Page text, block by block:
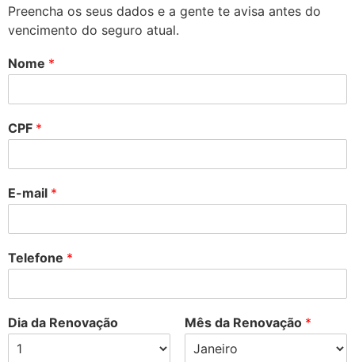
Preencha os seus dados e a gente te avisa antes do
vencimento do seguro atual.
Nome *
CPF *
E-mail *
Telefone *
Dia da Renovação Mês da Renovação *